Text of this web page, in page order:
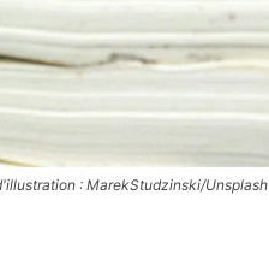
: MarekStudzinski/Unsplash